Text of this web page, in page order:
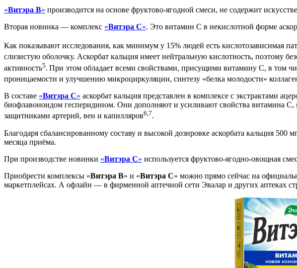
«Витэра В» производится на основе фруктово-ягодной смеси, не содержит
Вторая новинка — комплекс «Витэра С». Это витамин С в некислотной форме
Как показывают исследования, как минимум у 15% людей есть кислотозависимая
слизистую оболочку. Аскорбат кальция имеет нейтральную кислотность, поэтому
активность5. При этом обладает всеми свойствами, присущими витамину С, в том
проницаемости и улучшению микроциркуляции, синтезу «белка молодости»
В составе «Витэра С» аскорбат кальция представлен в комплексе с экстрактами
биофлавоноидом гесперидином. Они дополняют и усиливают свойства витамина С,
защитниками артерий, вен и капилляров6,7.
Благодаря сбалансированному составу и высокой дозировке аскорбата кальция
месяца приёма.
При производстве новинки «Витэра С» используется фруктово-ягодно-овощная
Приобрести комплексы «Витэра В» и «Витэра С» можно прямо сейчас на
маркетплейсах. А офлайн — в фирменной аптечной сети Эвалар и других аптеках